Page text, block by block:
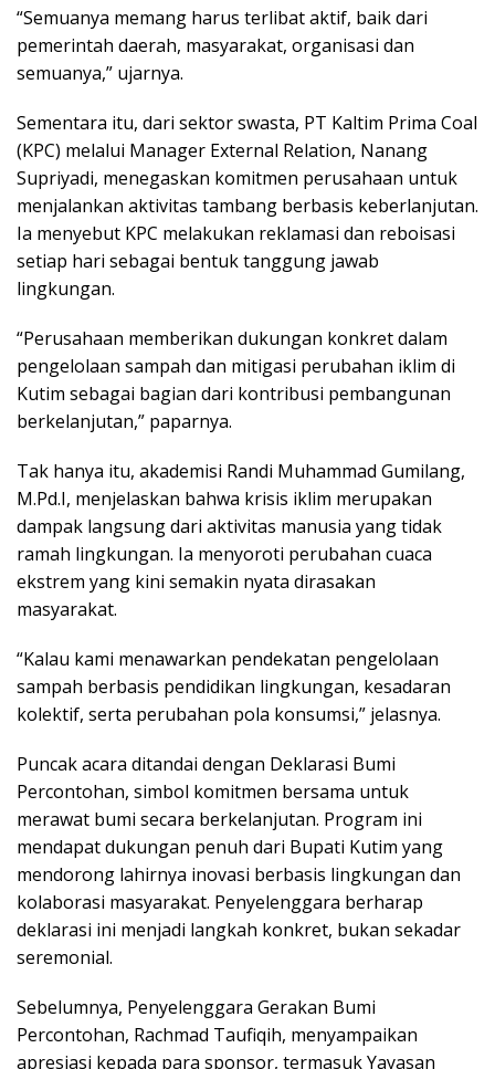
“Semuanya memang harus terlibat aktif, baik dari
pemerintah daerah, masyarakat, organisasi dan
semuanya,” ujarnya.
Sementara itu, dari sektor swasta, PT Kaltim Prima Coal
(KPC) melalui Manager External Relation, Nanang
Supriyadi, menegaskan komitmen perusahaan untuk
menjalankan aktivitas tambang berbasis keberlanjutan.
Ia menyebut KPC melakukan reklamasi dan reboisasi
setiap hari sebagai bentuk tanggung jawab
lingkungan.
“Perusahaan memberikan dukungan konkret dalam
pengelolaan sampah dan mitigasi perubahan iklim di
Kutim sebagai bagian dari kontribusi pembangunan
berkelanjutan,” paparnya.
Tak hanya itu, akademisi Randi Muhammad Gumilang,
M.Pd.I, menjelaskan bahwa krisis iklim merupakan
dampak langsung dari aktivitas manusia yang tidak
ramah lingkungan. Ia menyoroti perubahan cuaca
ekstrem yang kini semakin nyata dirasakan
masyarakat.
“Kalau kami menawarkan pendekatan pengelolaan
sampah berbasis pendidikan lingkungan, kesadaran
kolektif, serta perubahan pola konsumsi,” jelasnya.
Puncak acara ditandai dengan Deklarasi Bumi
Percontohan, simbol komitmen bersama untuk
merawat bumi secara berkelanjutan. Program ini
mendapat dukungan penuh dari Bupati Kutim yang
mendorong lahirnya inovasi berbasis lingkungan dan
kolaborasi masyarakat. Penyelenggara berharap
deklarasi ini menjadi langkah konkret, bukan sekadar
seremonial.
Sebelumnya, Penyelenggara Gerakan Bumi
Percontohan, Rachmad Taufiqih, menyampaikan
apresiasi kepada para sponsor, termasuk Yayasan